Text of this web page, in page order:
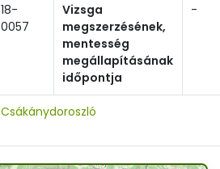
18-
0057
Vizsga
megszerzésének,
mentesség
megállapításának
időpontja
-
Csákánydoroszló